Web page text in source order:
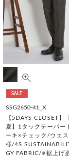
SALE
SSG2650-41_X
【5DAYS CLOSET】
夏】1タックテーパー
ーキ×チェック/ウエ
様/4S
GY FABRIC/※裾上げ